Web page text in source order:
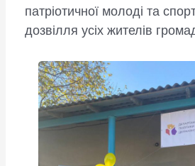
патріотичної молоді та
дозвілля усіх жителів